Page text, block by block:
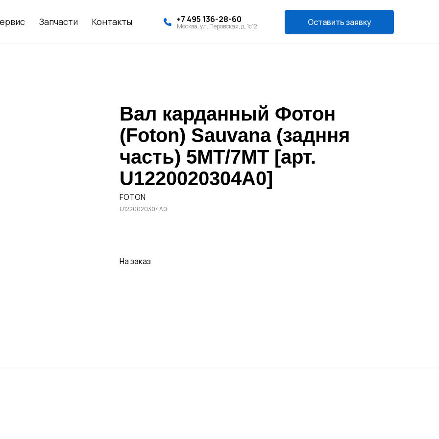
Запчасти Контакты Оставить заявку
+7 495 136-28-60
Москва, ул. Перовская, д. 1с12
Вал карданный Фотон
(Foton) Sauvana (задння
часть) 5MT/7MT [арт.
U1220020304A0]
FOTON
U1220020304A0
На заказ